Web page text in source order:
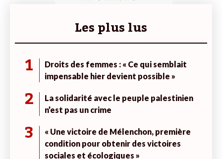
Les plus lus
1
Droits des femmes : « Ce qui semblait
impensable hier devient possible »
2
La solidarité avec le peuple palestinien
n’est pas un crime
3
« Une victoire de Mélenchon, première
condition pour obtenir des victoires
sociales et écologiques »